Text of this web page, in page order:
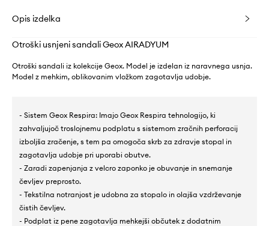
Opis izdelka
Otroški usnjeni sandali Geox AIRADYUM
Otroški sandali iz kolekcije Geox. Model je izdelan iz naravnega usnja.
Model z mehkim, oblikovanim vložkom zagotavlja udobje.
- Sistem Geox Respira: Imajo Geox Respira tehnologijo, ki
zahvaljujoč troslojnemu podplatu s sistemom zračnih perforacij
izboljša zračenje, s tem pa omogoča skrb za zdravje stopal in
zagotavlja udobje pri uporabi obutve.
- Zaradi zapenjanja z velcro zaponko je obuvanje in snemanje
čevljev preprosto.
- Tekstilna notranjost je udobna za stopalo in olajša vzdrževanje
čistih čevljev.
- Podplat iz pene zagotavlja mehkejši občutek z dodatnim